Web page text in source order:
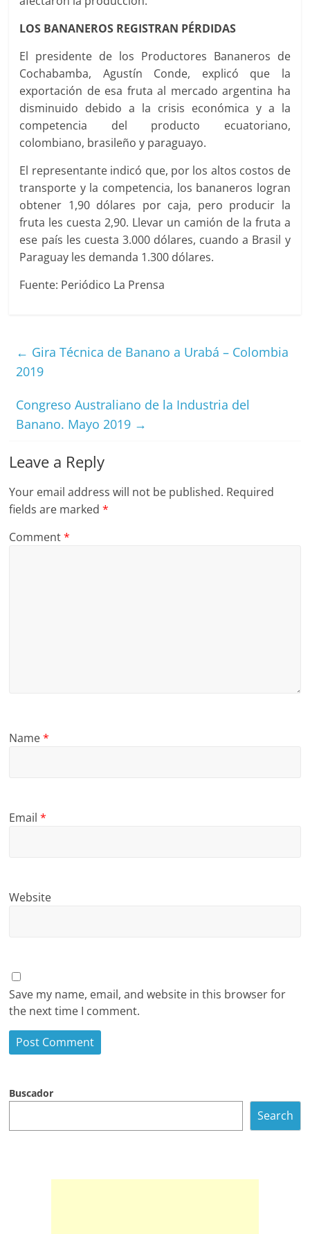
LOS BANANEROS REGISTRAN PÉRDIDAS
El presidente de los Productores Bananeros de
Cochabamba, Agustín Conde, explicó que la
exportación de esa fruta al mercado argentina ha
disminuido debido a la crisis económica y a la
competencia del producto ecuatoriano,
colombiano, brasileño y paraguayo.
El representante indicó que, por los altos costos de
transporte y la competencia, los bananeros logran
obtener 1,90 dólares por caja, pero producir la
fruta les cuesta 2,90. Llevar un camión de la fruta a
ese país les cuesta 3.000 dólares, cuando a Brasil y
Paraguay les demanda 1.300 dólares.
Fuente: Periódico La Prensa
← Gira Técnica de Banano a Urabá – Colombia
2019
Congreso Australiano de la Industria del
Banano. Mayo 2019 →
Leave a Reply
Your email address will not be published. Required
fields are marked*
Comment*
Name*
Email*
Website
Save my name, email, and website in this browser for
the next time I comment.
Buscador
Search